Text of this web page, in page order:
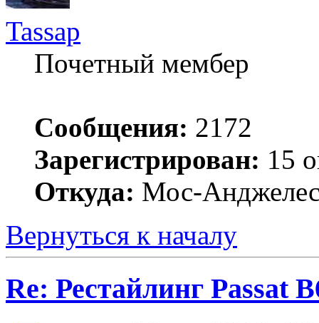
Tassap
Почетный мембер
Сообщения: 2172
Зарегистрирован: 15
Откуда: Мос-
Вернуться к началу
Re: Рестайлинг Passat